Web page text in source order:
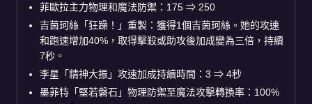
菲歐拉主力物理和魔法防禦：175 ⇒ 250
吉茵珂絲「狂躁！」重製：獲得1個吉茵珂絲。她的攻速
和跑速增加40%，取得擊殺或助攻後加成變為三倍，持續
7秒。
李星「精神大振」攻速加成持續時間：3 ⇒ 4秒
墨菲特「堅若磐石」物理防禦至魔法攻擊轉換率：100%